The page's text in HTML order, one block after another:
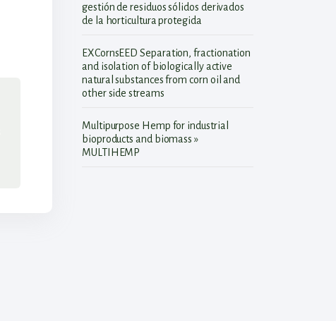
gestión de residuos sólidos derivados
de la horticultura protegida
EXCornsEED Separation, fractionation
and isolation of biologically active
natural substances from corn oil and
other side streams
Multipurpose Hemp for industrial
bioproducts and biomass »
MULTIHEMP